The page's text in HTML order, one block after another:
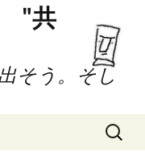
"共
そう。そし
検
索: